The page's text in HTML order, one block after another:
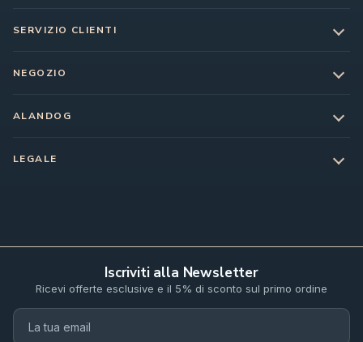
SERVIZIO CLIENTI
NEGOZIO
ALANDOG
LEGALE
Iscriviti alla Newsletter
Ricevi offerte esclusive e il 5% di sconto sul primo ordine